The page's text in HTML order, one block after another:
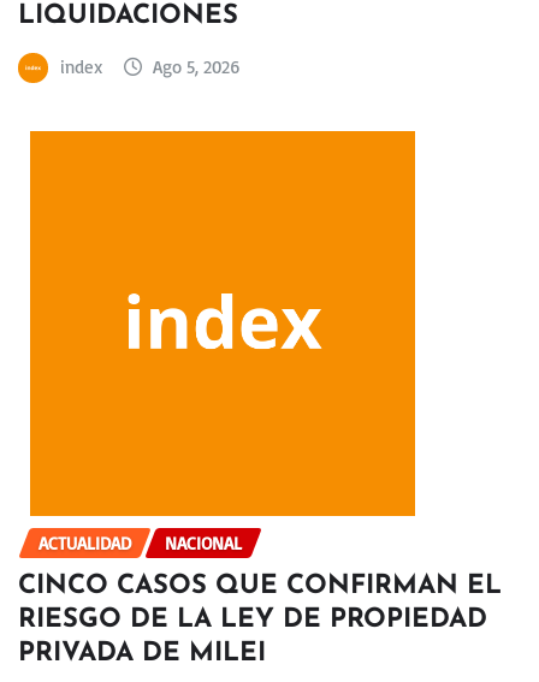
LIQUIDACIONES
index Ago 5, 2026
ACTUALIDAD NACIONAL
CINCO CASOS QUE CONFIRMAN EL
RIESGO DE LA LEY DE PROPIEDAD
PRIVADA DE MILEI